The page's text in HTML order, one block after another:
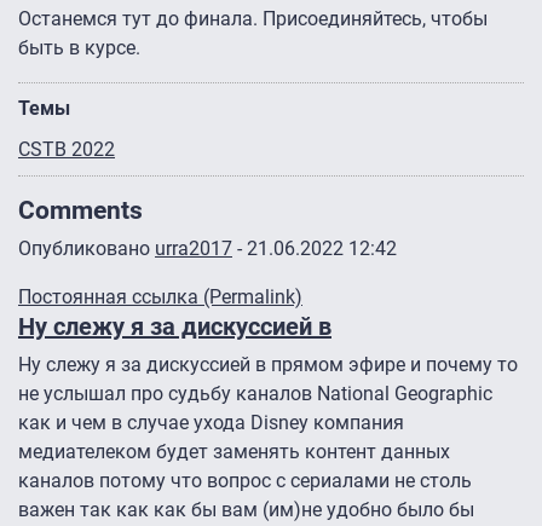
Останемся тут до финала. Присоединяйтесь, чтобы
быть в курсе.
Темы
CSTB 2022
Comments
Опубликовано urra2017 - 21.06.2022 12:42
Постоянная ссылка (Permalink)
Ну слежу я за дискуссией в
Ну слежу я за дискуссией в прямом эфире и почему то
не услышал про судьбу каналов National Geographic
как и чем в случае ухода Disney компания
медиателеком будет заменять контент данных
каналов потому что вопрос с сериалами не столь
важен так как как бы вам (им)не удобно было бы